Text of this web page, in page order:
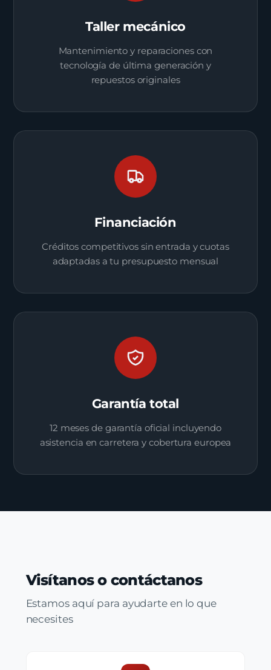
Taller mecánico
Mantenimiento y reparaciones con
tecnología de última generación y
repuestos originales
Financiación
Créditos competitivos sin entrada y cuotas
adaptadas a tu presupuesto mensual
Garantía total
12 meses de garantía oficial incluyendo
asistencia en carretera y cobertura europea
Visítanos o contáctanos
Estamos aquí para ayudarte en lo que
necesites